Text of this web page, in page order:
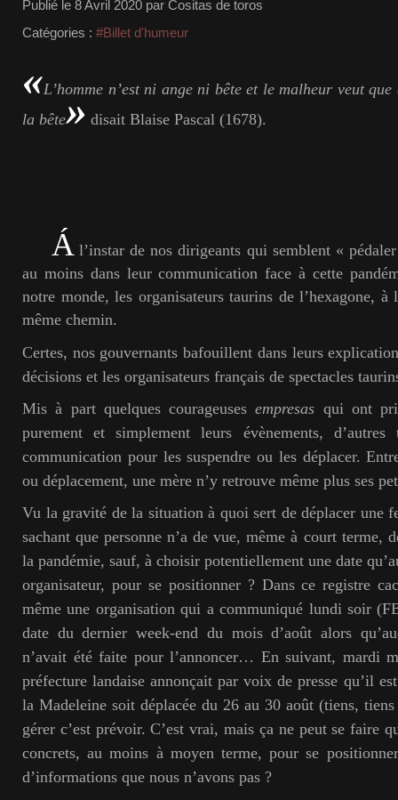
Publié le 8 Avril 2020 par Cositas de toros
Catégories : #Billet d'humeur
«L’homme n’est ni ange ni bête et le malheur veut
la bête» disait Blaise Pascal (1678).
Á l’instar de nos dirigeants qui semblent «
au moins dans leur communication face à cette
notre monde, les organisateurs taurins de l’hexagone,
même chemin.
Certes, nos gouvernants bafouillent dans leurs
décisions et les organisateurs français de spectacles
Mis à part quelques courageusesempresas qui ont
purement et simplement leurs évènements, d’autres
communication pour les suspendre ou les déplacer.
ou déplacement, une mère n’y retrouve même plus ses
Vu la gravité de la situation à quoi sert de déplacer une
sachant que personne n’a de vue, même à court terme,
la pandémie, sauf, à choisir potentiellement une date
organisateur, pour se positionner ? Dans ce registre
même une organisation qui a communiqué lundi soir
date du dernier week-end du mois d’août alors
n’avait été faite pour l’annoncer… En suivant, mardi
préfecture landaise annonçait par voix de presse qu’il
la Madeleine soit déplacée du 26 au 30 août (tiens,
gérer c’est prévoir. C’est vrai, mais ça ne peut se faire
concrets, au moins à moyen terme, pour se
d’informations que nous n’avons pas ?